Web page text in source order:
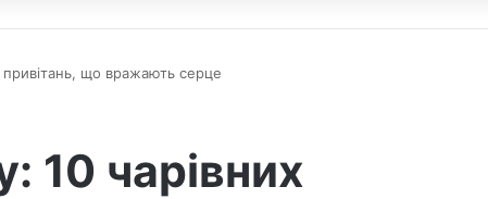
привітань, що вражають серце
10 чарівних